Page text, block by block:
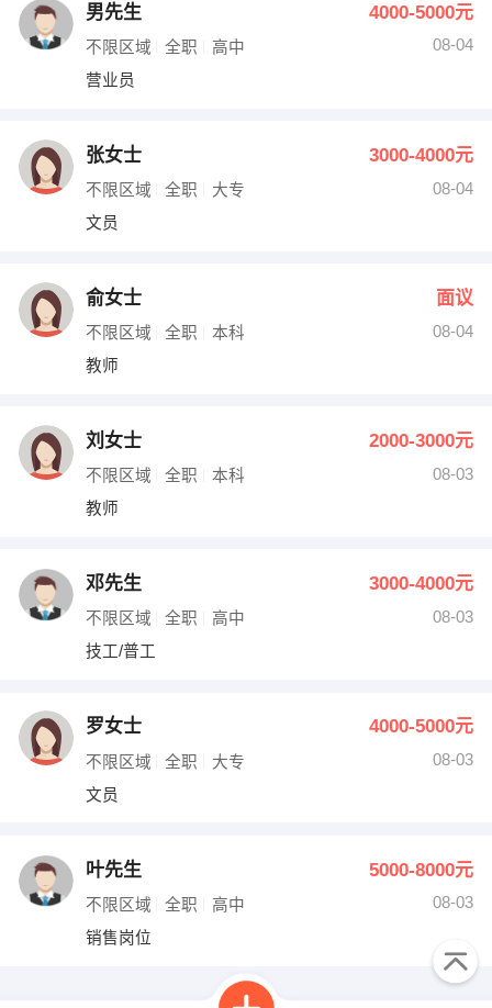
男先生 4000-5000元
不限区域 全职 高中
08-04
营业员
张女士 3000-4000元
不限区域 全职 大专
08-04
文员
俞女士 面议
不限区域 全职 本科
08-04
教师
刘女士 2000-3000元
不限区域 全职 本科
08-03
教师
邓先生 3000-4000元
不限区域 全职 高中
08-03
技工/普工
罗女士 4000-5000元
不限区域 全职 大专
08-03
文员
叶先生 5000-8000元
不限区域 全职 高中
08-03
销售岗位